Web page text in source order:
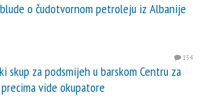
o čudotvornom petroleju iz Albanije
154
skup za podsmijeh u barskom Centru za
vide okupatore